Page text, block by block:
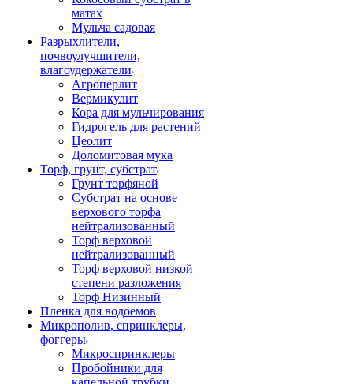
матах
Мульча садовая
Разрыхлители,
почвоулучшители,
влагоудержатели
Агроперлит
Вермикулит
Кора для мульчирования
Гидрогель для растений
Цеолит
Доломитовая мука
Торф, грунт, субстрат
Грунт торфяной
Субстрат на основе
верхового торфа
нейтрализованный
Торф верховой
нейтрализованный
Торф верховой низкой
степени разложения
Торф Низинный
Пленка для водоемов
Микрополив, спринклеры,
фоггеры
Микроспринклеры
Пробойники для